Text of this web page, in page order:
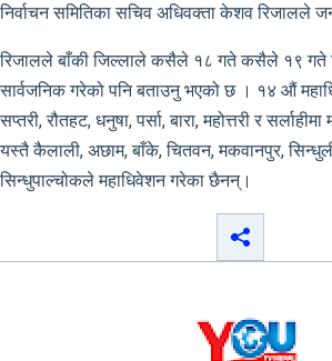
निर्वाचन समितिका सचिव अधिवक्ता केशव रिजालले
रिजालले बाँकी जिल्लाले कसैले १८ गते कसैले १९ गते
सार्वजनिक गरेको पनि बताउनु भएको छ । १४ औं
सप्तरी, रौतहट, धनुषा, पर्सा, बारा, महोत्तरी र
यस्तै कैलाली, अछाम, बाँके, चितवन, मकवानपुर,
सिन्धुपाल्चोकले महाधिवेशन गरेका छैनन्।